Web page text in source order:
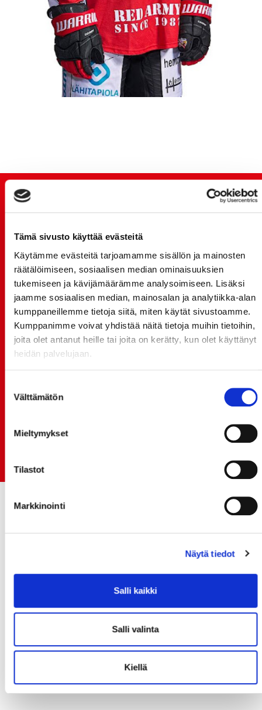
Tämä sivusto käyttää evästeitä
Käytämme evästeitä tarjoamamme sisällön ja mainosten
räätälöimiseen, sosiaalisen median ominaisuuksien
tukemiseen ja kävijämäärämme analysoimiseen. Lisäksi
jaamme sosiaalisen median, mainosalan ja analytiikka-alan
kumppaneillemme tietoja siitä, miten käytät sivustoamme.
Kumppanimme voivat yhdistää näitä tietoja muihin tietoihin,
joita olet antanut heille tai joita on kerätty, kun olet käyttänyt
heidän palvelujaan.
valinta
Välttämätön
Mieltymykset
Tilastot
Markkinointi
Näytä tiedot
Salli kaikki
Salli valinta
Kiellä
JOKERIT-OTTELUN LIPUT MYYNTIIN HUOMENNA TI
21.7. 12:00 - ENNAKKOKYSYNTÄ POIKKEUKSELLISTA
20.07.
TULE MUKAAN ILMAISEEN
LIIKUNTALEIKKIKOULUUN KESÄ-HEINÄKUUSSA!
15.07.
SPORT-ÄSSÄT JA KOKO JOUKKUEEN MEET&GREET
TO 13.8. - LIPUT NYT MYYNNISSÄ
pääyhteistyökumppanina Superkaudella – jatkoa